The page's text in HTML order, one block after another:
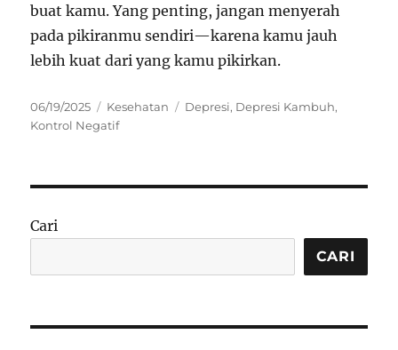
buat kamu. Yang penting, jangan menyerah
pada pikiranmu sendiri—karena kamu jauh
lebih kuat dari yang kamu pikirkan.
Posted
on
06/19/2025 Categories
Kesehatan Tags
Depresi, Depresi Kambuh,
Kontrol Negatif
Cari
CARI